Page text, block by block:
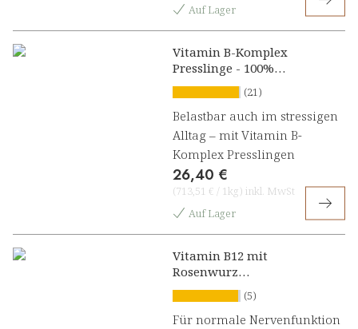
Auf Lager
Vitamin B-Komplex
Presslinge - 100%
natürlich
(21)
Belastbar auch im stressigen
Alltag – mit Vitamin B-
Komplex Presslingen
26,40 €
(713,51 € / 1kg) inkl. MwSt
Auf Lager
Vitamin B12 mit
Rosenwurz
Lutschpresslinge
(5)
Für normale Nervenfunktion